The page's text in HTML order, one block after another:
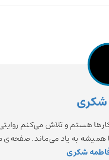
شکری
هستم و تلاش می‌کنم
همیشه به یاد می‌ماند.
شکری